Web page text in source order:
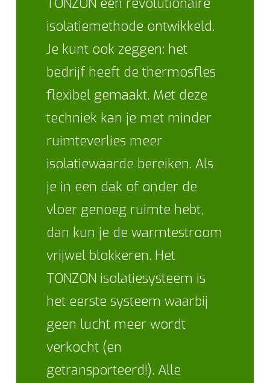
isolatiemethode ontwikkeld.
Je kunt ook zeggen: het
bedrijf heeft de thermosfles
flexibel gemaakt. Met deze
techniek kan je met minder
ruimteverlies meer
isolatiewaarde bereiken. Als
je in een dak of onder de
vloer genoeg ruimte hebt,
dan kun je de warmtestroom
vrijwel blokkeren. Het
TONZON isolatiesysteem is
het eerste systeem waarbij
geen lucht meer wordt
verkocht (en
getransporteerd!). Alle